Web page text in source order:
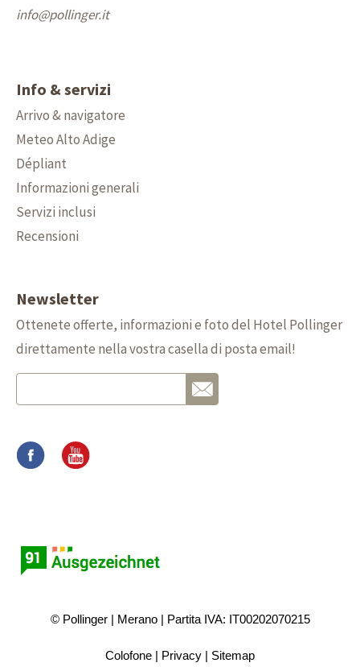
info@pollinger.it
Info & servizi
Arrivo & navigatore
Meteo Alto Adige
Dépliant
Informazioni generali
Servizi inclusi
Recensioni
Newsletter
Ottenete offerte, informazioni e foto del Hotel Pollinger
direttamente nella vostra casella di posta email!
© Pollinger Merano Partita IVA: IT00202070215
Colofone Privacy Sitemap